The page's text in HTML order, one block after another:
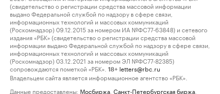
(свидетельство о регистрации средства массовой информации
выдано Федеральной службой по надзору в сфере связи,
информационных технологий и массовых коммуникаций
(Роскомнадзор) 09.12.2015 за номером ИА №ФС77-63848) и сетевого
издания «РБК» (свидетельство о регистрации средства массовой
информации выдано Федеральной службой по надзору в сфере связи,
информационных технологий и массовых коммуникаций
(Роскомнадзор) 03.12.2021 за номером ЭЛ №ФС77-82385)
сопровождаются пометкой «РБК».
18+ letters@rbc.ru
Владельцем сайта является информационное агентство «РБК».
Данные предоставлены: Мосбиржа Санкт-Петербургская биржа